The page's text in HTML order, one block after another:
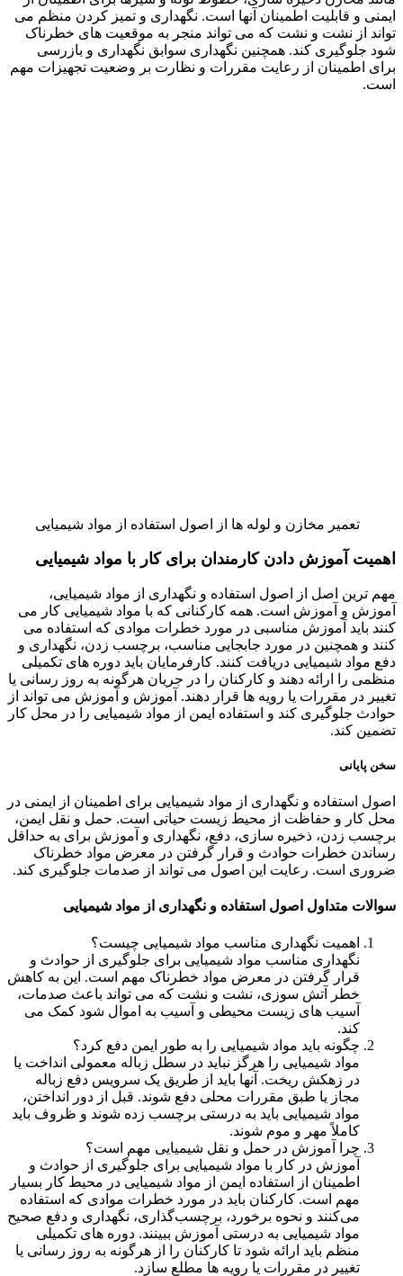
ایمنی و قابلیت اطمینان آنها است. نگهداری و تمیز کردن منظم می
تواند از نشت و نشت که می تواند منجر به موقعیت های خطرناک
شود جلوگیری کند. همچنین نگهداری سوابق نگهداری و بازرسی
برای اطمینان از رعایت مقررات و نظارت بر وضعیت تجهیزات مهم
است.
تعمیر مخازن و لوله ها از اصول استفاده از مواد شیمیایی
اهمیت آموزش دادن کارمندان برای کار با مواد شیمیایی
مهم ترین اصل از اصول استفاده و نگهداری از مواد شیمیایی،
آموزش و آموزش است. همه کارکنانی که با مواد شیمیایی کار می
کنند باید آموزش مناسبی در مورد خطرات موادی که استفاده می
کنند و همچنین در مورد جابجایی مناسب، برچسب زدن، نگهداری و
دفع مواد شیمیایی دریافت کنند. کارفرمایان باید دوره های تکمیلی
منظمی را ارائه دهند و کارکنان را در جریان هرگونه به روز رسانی یا
تغییر در مقررات یا رویه ها قرار دهند. آموزش و آموزش می تواند از
حوادث جلوگیری کند و استفاده ایمن از مواد شیمیایی را در محل کار
تضمین کند.
سخن پایانی
اصول استفاده و نگهداری از مواد شیمیایی برای اطمینان از ایمنی در
محل کار و حفاظت از محیط زیست حیاتی است. حمل و نقل ایمن،
برچسب زدن، ذخیره سازی، دفع، نگهداری و آموزش برای به حداقل
رساندن خطرات حوادث و قرار گرفتن در معرض مواد خطرناک
ضروری است. رعایت این اصول می تواند از صدمات جلوگیری کند.
سوالات متداول اصول استفاده و نگهداری از مواد شیمیایی
اهمیت نگهداری مناسب مواد شیمیایی چیست؟
نگهداری مناسب مواد شیمیایی برای جلوگیری از حوادث و
قرار گرفتن در معرض مواد خطرناک مهم است. این به کاهش
خطر آتش سوزی، نشت و نشت که می تواند باعث صدمات،
آسیب های زیست محیطی و آسیب به اموال شود کمک می
کند.
چگونه باید مواد شیمیایی را به طور ایمن دفع کرد؟
مواد شیمیایی را هرگز نباید در سطل زباله معمولی انداخت یا
در زهکش ریخت. آنها باید از طریق یک سرویس دفع زباله
مجاز یا طبق مقررات محلی دفع شوند. قبل از دور انداختن،
مواد شیمیایی باید به درستی برچسب زده شوند و ظروف باید
کاملاً مهر و موم شوند.
چرا آموزش در حمل و نقل شیمیایی مهم است؟
آموزش در کار با مواد شیمیایی برای جلوگیری از حوادث و
اطمینان از استفاده ایمن از مواد شیمیایی در محیط کار بسیار
مهم است. کارکنان باید در مورد خطرات موادی که استفاده
می‌کنند و نحوه برخورد، برچسب‌گذاری، نگهداری و دفع صحیح
مواد شیمیایی به درستی آموزش ببینند. دوره های تکمیلی
منظم باید ارائه شود تا کارکنان را از هرگونه به روز رسانی یا
تغییر در مقررات یا رویه ها مطلع سازد.